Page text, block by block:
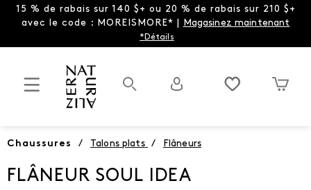
15 % de rabais sur 140 $+ ou 20 % de rabais sur 210 $+
avec le code : MOREISMORE* | Magasinez maintenant
*Détails
Chaussures / Talons plats / Flâneurs
FLÂNEUR SOUL IDEA